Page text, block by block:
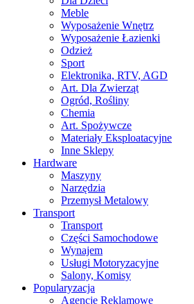
Meble
Wyposażenie Wnętrz
Wyposażenie Łazienki
Odzież
Sport
Elektronika, RTV, AGD
Art. Dla Zwierząt
Ogród, Rośliny
Chemia
Art. Spożywcze
Materiały Eksploatacyjne
Inne Sklepy
Hardware
Maszyny
Narzędzia
Przemysł Metalowy
Transport
Transport
Części Samochodowe
Wynajem
Usługi Motoryzacyjne
Salony, Komisy
Popularyzacja
Agencje Reklamowe